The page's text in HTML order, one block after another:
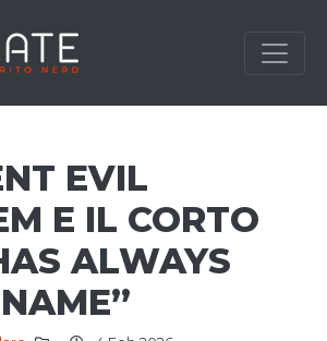
EVIL
E IL CORTO
ALWAYS